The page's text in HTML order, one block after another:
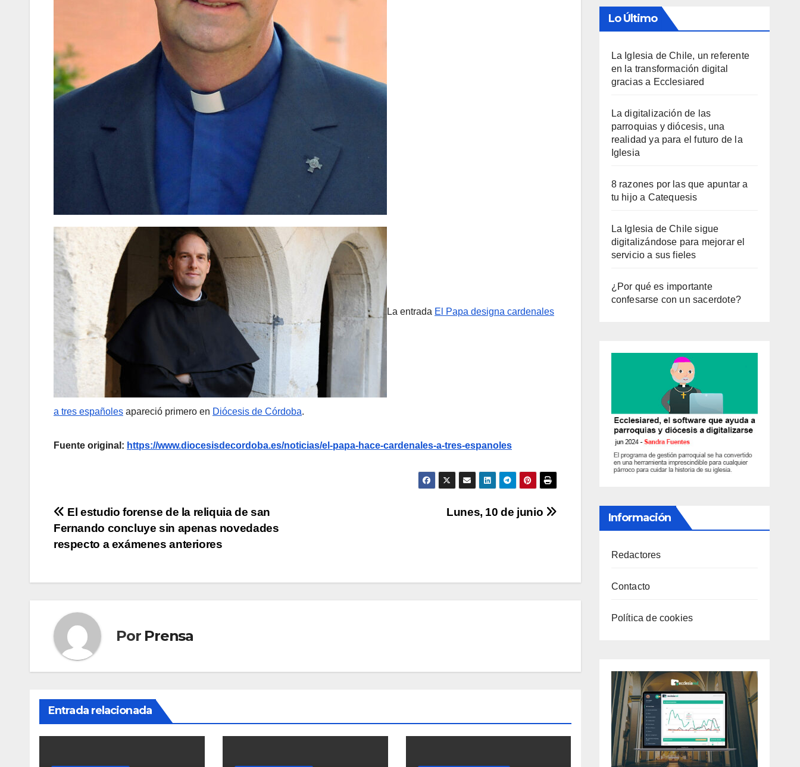
La entrada El Papa designa cardenales
a tres españoles apareció primero en Diócesis de Córdoba.
Fuente original: https://www.diocesisdecordoba.es/noticias/el-papa-hace-cardenales-a-tres-espanoles
Navegación
de
Lunes, 10 de junio
El estudio forense de la reliquia de san
Fernando concluye sin apenas novedades
respecto a exámenes anteriores
Por Prensa
Entrada relacionada
Lo Último
La Iglesia de Chile, un referente
en la transformación digital
gracias a Ecclesiared
La digitalización de las
parroquias y diócesis, una
realidad ya para el futuro de la
Iglesia
8 razones por las que apuntar a
tu hijo a Catequesis
La Iglesia de Chile sigue
digitalizándose para mejorar el
servicio a sus fieles
¿Por qué es importante
confesarse con un sacerdote?
Información
Redactores
Contacto
Política de cookies